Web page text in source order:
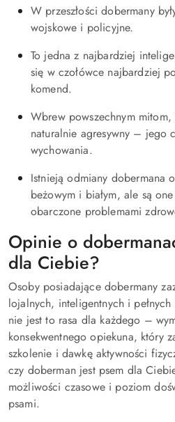
W przeszłości dobermany
wojskowe i policyjne.
To jedna z najbardziej
się w czołówce najbardziej
komend.
Wbrew powszechnym
naturalnie agresywny – jego
wychowania.
Istnieją odmiany dobermana
beżowym i białym, ale są
obarczone problemami
Opinie o
dla Ciebie?
Osoby posiadające dobermany
lojalnych, inteligentnych i
nie jest to rasa dla każdego –
konsekwentnego opiekuna, który
szkolenie i dawkę aktywności
czy doberman jest psem dla
możliwości czasowe i poziom
psami.